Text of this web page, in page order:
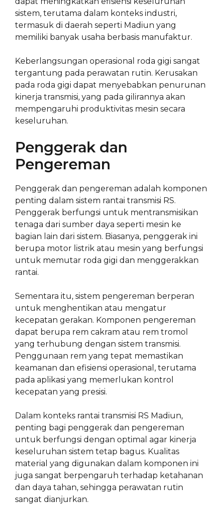
sistem, terutama dalam konteks industri,
termasuk di daerah seperti Madiun yang
memiliki banyak usaha berbasis manufaktur.
Keberlangsungan operasional roda gigi sangat
tergantung pada perawatan rutin. Kerusakan
pada roda gigi dapat menyebabkan penurunan
kinerja transmisi, yang pada gilirannya akan
mempengaruhi produktivitas mesin secara
keseluruhan.
Penggerak dan
Pengereman
Penggerak dan pengereman adalah komponen
penting dalam sistem rantai transmisi RS.
Penggerak berfungsi untuk mentransmisikan
tenaga dari sumber daya seperti mesin ke
bagian lain dari sistem. Biasanya, penggerak ini
berupa motor listrik atau mesin yang berfungsi
untuk memutar roda gigi dan menggerakkan
rantai.
Sementara itu, sistem pengereman berperan
untuk menghentikan atau mengatur
kecepatan gerakan. Komponen pengereman
dapat berupa rem cakram atau rem tromol
yang terhubung dengan sistem transmisi.
Penggunaan rem yang tepat memastikan
keamanan dan efisiensi operasional, terutama
pada aplikasi yang memerlukan kontrol
kecepatan yang presisi.
Dalam konteks rantai transmisi RS Madiun,
penting bagi penggerak dan pengereman
untuk berfungsi dengan optimal agar kinerja
keseluruhan sistem tetap bagus. Kualitas
material yang digunakan dalam komponen ini
juga sangat berpengaruh terhadap ketahanan
dan daya tahan, sehingga perawatan rutin
sangat dianjurkan.